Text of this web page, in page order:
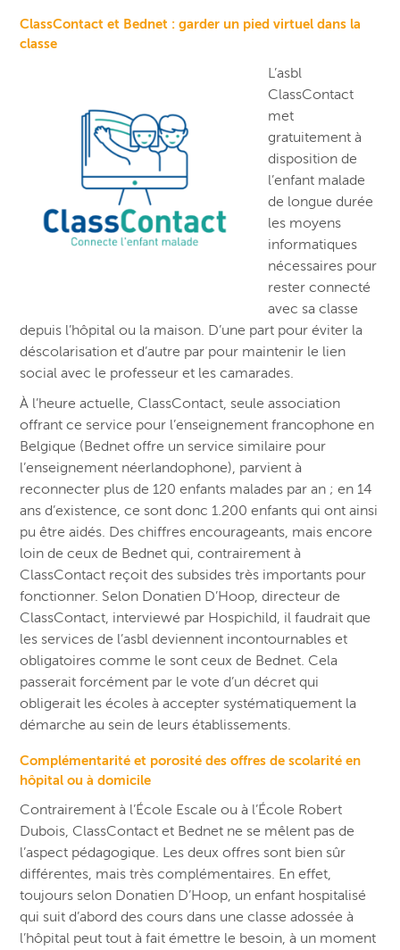
ClassContact et Bednet : garder un pied virtuel dans la
classe
L’asbl
ClassContact
met
gratuitement à
disposition de
l’enfant malade
de longue durée
les moyens
informatiques
nécessaires pour
rester connecté
avec sa classe
depuis l’hôpital ou la maison. D’une part pour éviter la
déscolarisation et d’autre par pour maintenir le lien
social avec le professeur et les camarades.
À l’heure actuelle, ClassContact, seule association
offrant ce service pour l’enseignement francophone en
Belgique (Bednet offre un service similaire pour
l’enseignement néerlandophone), parvient à
reconnecter plus de 120 enfants malades par an ; en 14
ans d’existence, ce sont donc 1.200 enfants qui ont ainsi
pu être aidés. Des chiffres encourageants, mais encore
loin de ceux de Bednet qui, contrairement à
ClassContact reçoit des subsides très importants pour
fonctionner. Selon Donatien D’Hoop, directeur de
ClassContact, interviewé par Hospichild, il faudrait que
les services de l’asbl deviennent incontournables et
obligatoires comme le sont ceux de Bednet. Cela
passerait forcément par le vote d’un décret qui
obligerait les écoles à accepter systématiquement la
démarche au sein de leurs établissements.
Complémentarité et porosité des offres de scolarité en
hôpital ou à domicile
Contrairement à l’École Escale ou à l’École Robert
Dubois, ClassContact et Bednet ne se mêlent pas de
l’aspect pédagogique. Les deux offres sont bien sûr
différentes, mais très complémentaires. En effet,
toujours selon Donatien D’Hoop, un enfant hospitalisé
qui suit d’abord des cours dans une classe adossée à
l’hôpital peut tout à fait émettre le besoin, à un moment